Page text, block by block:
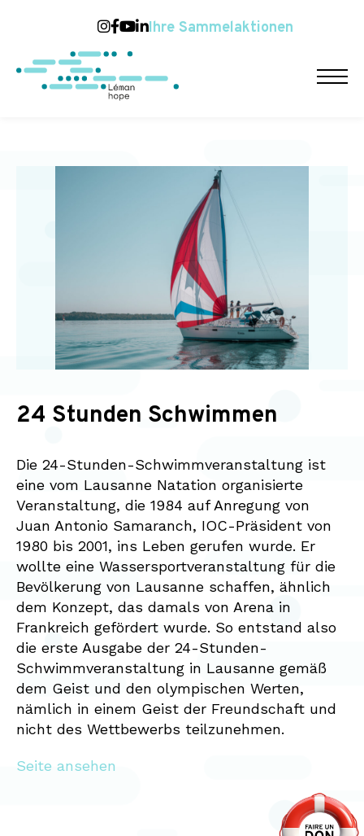
Ihre Sammelaktionen
24 Stunden Schwimmen
Die 24-Stunden-Schwimmveranstaltung ist
eine vom Lausanne Natation organisierte
Veranstaltung, die 1984 auf Anregung von
Juan Antonio Samaranch, IOC-Präsident von
1980 bis 2001, ins Leben gerufen wurde. Er
wollte eine Wassersportveranstaltung für die
Bevölkerung von Lausanne schaffen, ähnlich
dem Konzept, das damals von Arena in
Frankreich gefördert wurde. So entstand also
die erste Ausgabe der 24-Stunden-
Schwimmveranstaltung in Lausanne gemäß
dem Geist und den olympischen Werten,
nämlich in einem Geist der Freundschaft und
nicht des Wettbewerbs teilzunehmen.
Seite ansehen